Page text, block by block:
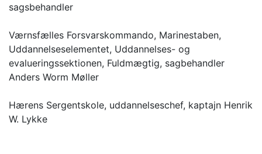
sagsbehandler
Værnsfælles Forsvarskommando, Marinestaben,
Uddannelseselementet, Uddannelses- og
evalueringssektionen, Fuldmægtig, sagbehandler
Anders Worm Møller
Hærens Sergentskole, uddannelseschef, kaptajn Henrik
W. Lykke